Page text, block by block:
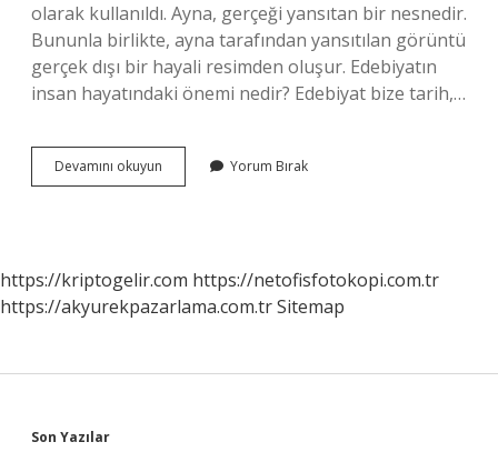
olarak kullanıldı. Ayna, gerçeği yansıtan bir nesnedir.
Bununla birlikte, ayna tarafından yansıtılan görüntü
gerçek dışı bir hayali resimden oluşur. Edebiyatın
insan hayatındaki önemi nedir? Edebiyat bize tarih,…
Devamını okuyun Edebiyat
Hayatın
Yorum Bırak
https://kriptogelir.com https://netofisfotokopi.com.tr
https://akyurekpazarlama.com.trSitemap
Son Yazılar